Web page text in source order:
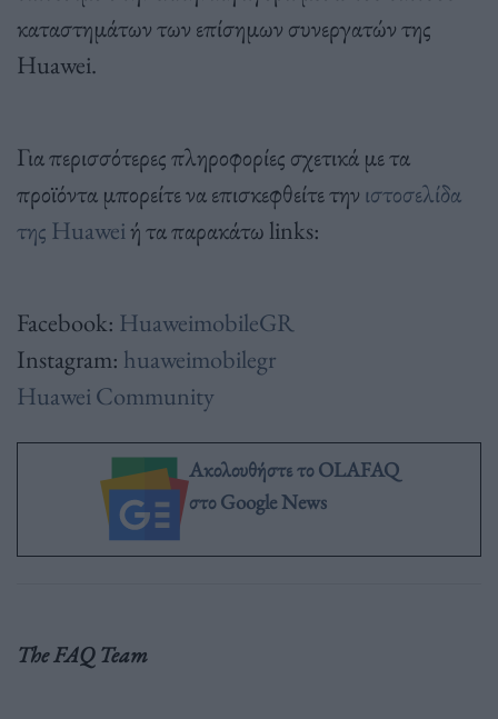
καταστημάτων των επίσημων συνεργατών της
Huawei.
Για περισσότερες πληροφορίες σχετικά με τα
προϊόντα μπορείτε να επισκεφθείτε την ιστοσελίδα
της Huaweiή τα παρακάτω links:
Facebook: HuaweimobileGR
Instagram: huaweimobilegr
Huawei Community
Ακολουθήστε το OLAFAQ
στο Google News
The FAQ Team